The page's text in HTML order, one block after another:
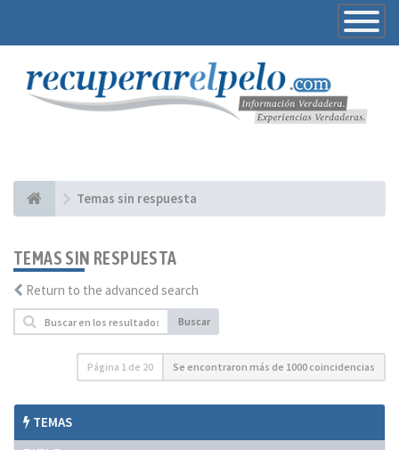
Toggle
Temas sin respuesta
TEMAS SIN RESPUESTA
Return to the advanced search
Buscar
Página 1 de 20 Se encontraron más de 1000 coincidencias
TEMAS